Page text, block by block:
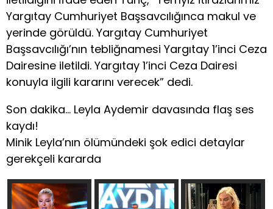
Yargıtay Cumhuriyet Başsavcılığınca makul ve
yerinde görüldü. Yargıtay Cumhuriyet
Başsavcılığı’nın tebliğnamesi Yargıtay 1’inci Ceza
Dairesine iletildi. Yargıtay 1’inci Ceza Dairesi
konuyla ilgili kararını verecek” dedi.
Son dakika… Leyla Aydemir davasında flaş ses
kaydı!
Minik Leyla’nın ölümündeki şok edici detaylar
gerekçeli kararda